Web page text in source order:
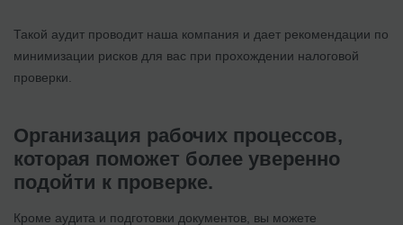
Такой аудит проводит наша компания и дает рекомендации по
минимизации рисков для вас при прохождении налоговой
проверки.
Организация рабочих процессов,
которая поможет более уверенно
подойти к проверке.
Кроме аудита и подготовки документов, вы можете